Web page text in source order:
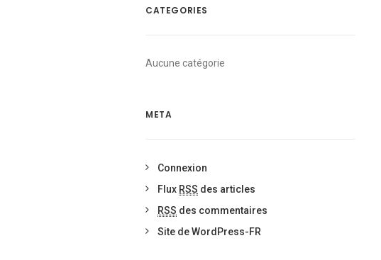
CATEGORIES
Aucune catégorie
META
Connexion
Flux RSS des articles
RSS des commentaires
Site de WordPress-FR